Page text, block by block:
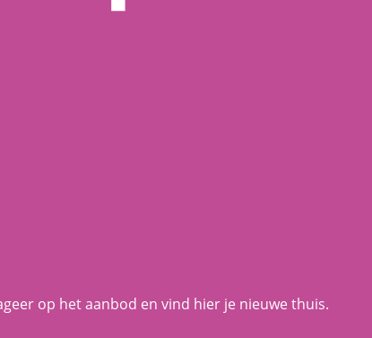
op het aanbod en vind hier je nieuwe thuis.